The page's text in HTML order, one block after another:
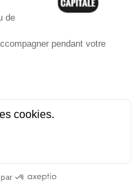
-CGV-Politique de